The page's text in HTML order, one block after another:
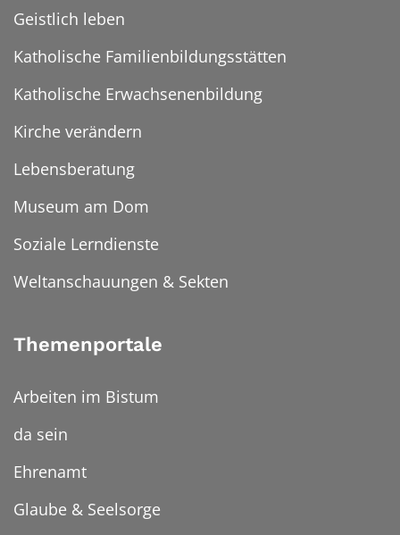
Geistlich leben
Katholische Familienbildungsstätten
Katholische Erwachsenenbildung
Kirche verändern
Lebensberatung
Museum am Dom
Soziale Lerndienste
Weltanschauungen & Sekten
Themenportale
Arbeiten im Bistum
da sein
Ehrenamt
Glaube & Seelsorge